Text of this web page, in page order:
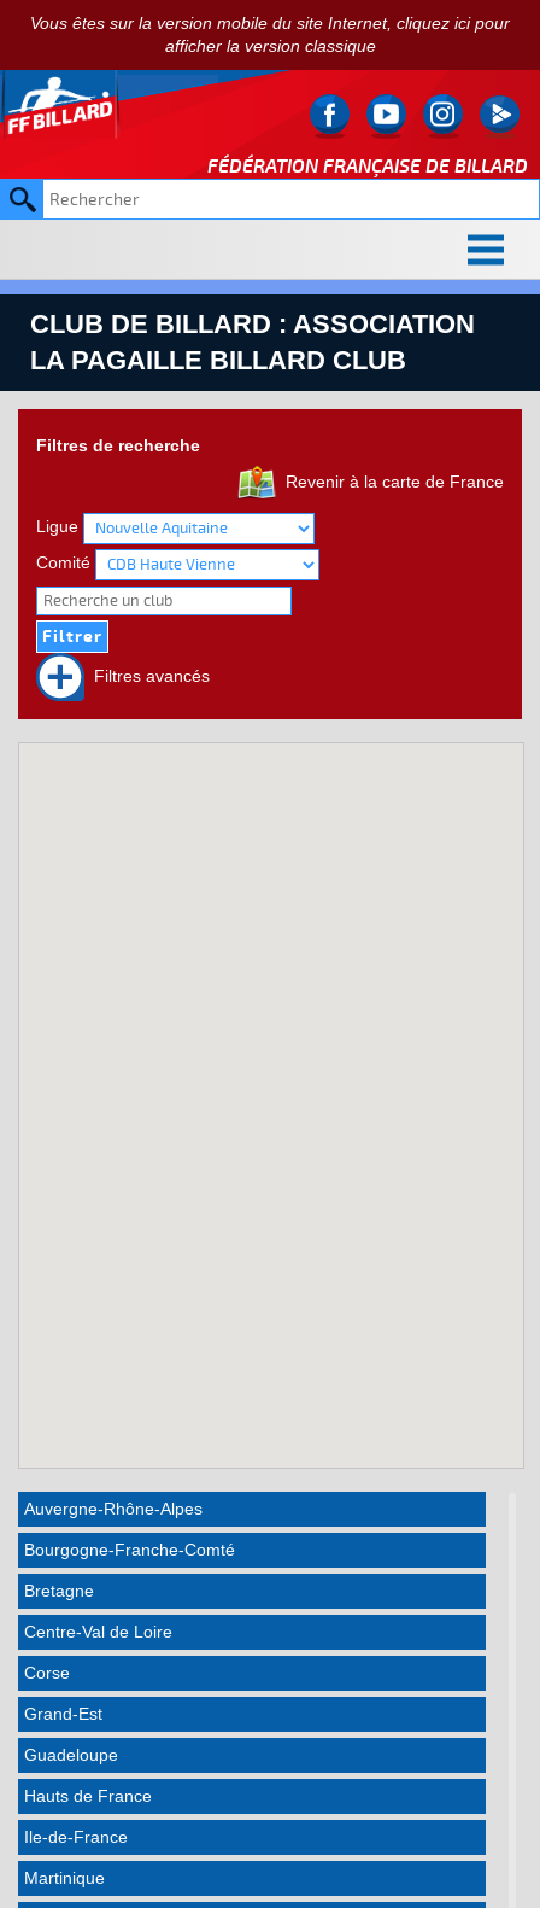
Vous êtes sur la version mobile du site Internet, cliquez ici pour
afficher la version classique
FÉDÉRATION FRANÇAISE DE BILLARD
CLUB DE BILLARD : ASSOCIATION
LA PAGAILLE BILLARD CLUB
Filtres de recherche
Revenir à la carte de France
Ligue
Comité
Filtres avancés
Auvergne-Rhône-Alpes
Bourgogne-Franche-Comté
Bretagne
Centre-Val de Loire
Corse
Grand-Est
Guadeloupe
Hauts de France
Ile-de-France
Martinique